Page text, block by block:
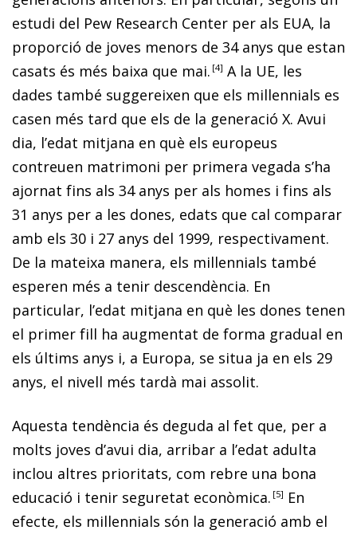
estudi del Pew Research Center per als EUA, la
proporció de joves menors de 34 anys que estan
casats és més baixa que mai. 4 A la UE, les
dades també suggereixen que els millennials es
casen més tard que els de la generació X. Avui
dia, l’edat mitjana en què els europeus
contreuen matrimoni per primera vegada s’ha
ajornat fins als 34 anys per als homes i fins als
31 anys per a les dones, edats que cal comparar
amb els 30 i 27 anys del 1999, respectivament.
De la mateixa manera, els millennials també
esperen més a tenir descendència. En
particular, l’edat mitjana en què les dones tenen
el primer fill ha augmentat de forma gradual en
els últims anys i, a Europa, se situa ja en els 29
anys, el nivell més tardà mai assolit.
Aquesta tendència és deguda al fet que, per a
molts joves d’avui dia, arribar a l’edat adulta
inclou altres prioritats, com rebre una bona
educació i tenir seguretat econòmica. 5
En
efecte, els millennials són la generació amb el